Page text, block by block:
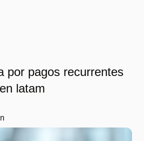
por pagos recurrentes
latam